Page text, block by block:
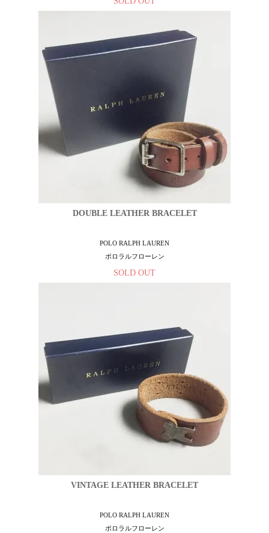
DOUBLE LEATHER BRACELET
POLO RALPH LAUREN
ポロラルフローレン
SOLD OUT
VINTAGE LEATHER BRACELET
POLO RALPH LAUREN
ポロラルフローレン